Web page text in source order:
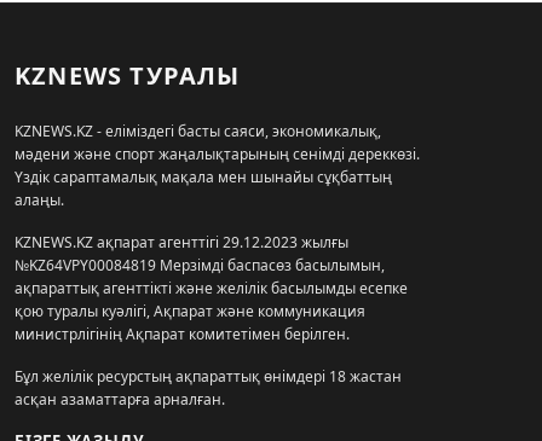
KZNEWS ТУРАЛЫ
KZNEWS.KZ - еліміздегі басты саяси, экономикалық,
мәдени және спорт жаңалықтарының сенімді дереккөзі.
Үздік сараптамалық мақала мен шынайы сұқбаттың
алаңы.
KZNEWS.KZ ақпарат агенттігі 29.12.2023 жылғы
№KZ64VPY00084819 Мерзімді баспасөз басылымын,
ақпараттық агенттікті және желілік басылымды есепке
қою туралы куәлігі, Ақпарат және коммуникация
министрлігінің Ақпарат комитетімен берілген.
Бұл желілік ресурстың ақпараттық өнімдері 18 жастан
асқан азаматтарға арналған.